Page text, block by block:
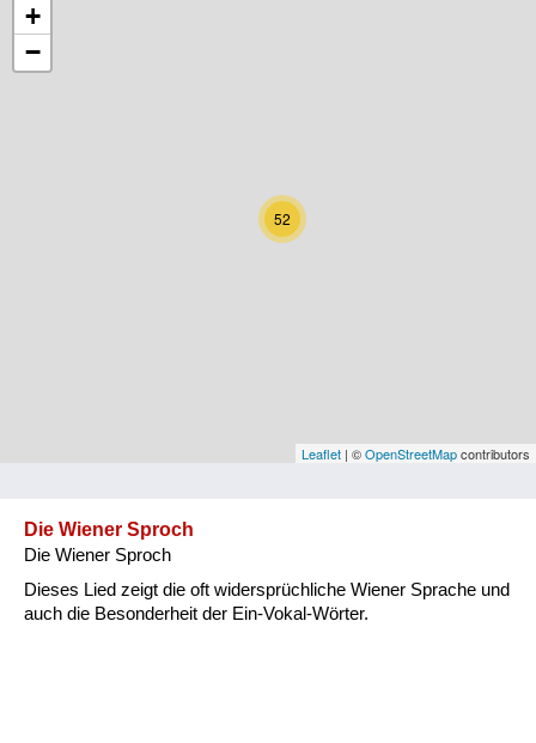
Niederösterreich
Oberösterreich
Vorarlberg
Natur und Landwirtschaft
52
+
−
Leaflet | ©OpenStreetMapcontributors
Die Wiener Sproch
Die Wiener Sproch
Dieses Lied zeigt die oft widersprüchliche Wiener Sprache und
auch die Besonderheit der Ein-Vokal-Wörter.